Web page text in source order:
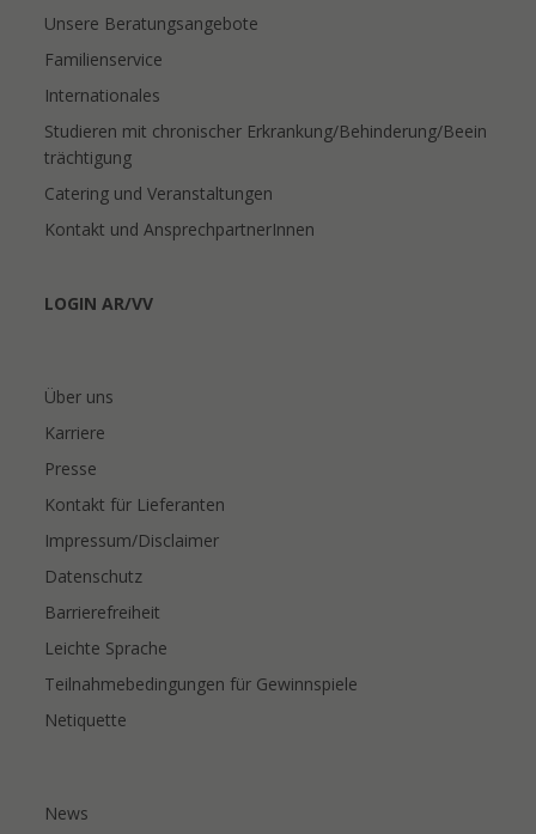
Unsere Beratungsangebote
Familienservice
Internationales
Studieren mit chronischer Erkrankung/Behinderung/Beein
trächtigung
Catering und Veranstaltungen
Kontakt und AnsprechpartnerInnen
LOGIN AR/VV
Über uns
Karriere
Presse
Kontakt für Lieferanten
Impressum/Disclaimer
Datenschutz
Barrierefreiheit
Leichte Sprache
Teilnahmebedingungen für Gewinnspiele
Netiquette
News